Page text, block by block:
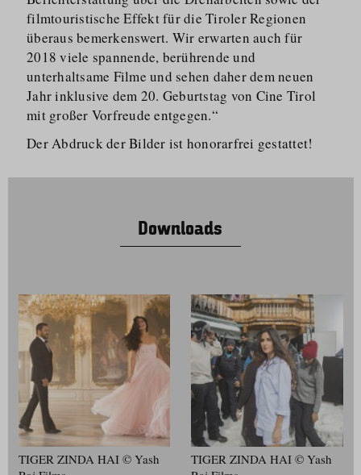
filmtouristische Effekt für die Tiroler Regionen
überaus bemerkenswert. Wir erwarten auch für
2018 viele spannende, berührende und
unterhaltsame Filme und sehen daher dem neuen
Jahr inklusive dem 20. Geburtstag von Cine Tirol
mit großer Vorfreude entgegen.“
Der Abdruck der Bilder ist honorarfrei gestattet!
Downloads
TIGER ZINDA HAI © Yash
TIGER ZINDA HAI © Yash